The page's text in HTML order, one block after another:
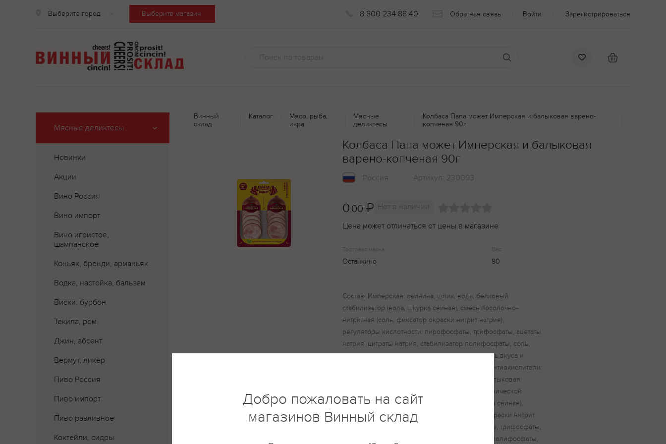
Выберите город Выберите магазин 8 800 234 88 40 Обратная связь Войти Зарегистрироваться
Мясные деликтесы
Новинки
Акции
Вино Россия
Вино импорт
Вино игристое,
шампанское
Коньяк, бренди, арманьяк
Водка, настойка, бальзам
Виски, бурбон
Текила, ром
Джин, абсент
Вермут, ликер
Пиво Россия
Пиво импорт
Пиво разливное
Коктейли, сидры
Винный
склад
Каталог
Мясо, рыба,
икра
Мясные
деликтесы
Колбаса Папа может Имперская и балыковая варено-
копченая 90г
Колбаса Папа может Имперская и балыковая
варено-копченая 90г
Россия Артикул: 230093
0.00 ₽ Нет в наличии
Цена может отличаться от цены в магазине
Торговая марка
Останкино
Вес
90
Состав: Имперская: свинина, шпик, вода, белковый
стабилизатор (вода, шкурка свиная), смесь посолочно-
нитритная (соль, фиксатор окраски нитрит натрия),
регуляторы кислотности: пирофосфаты, трифосфаты, ацетаты
натрия, цитраты натрия; стабилизатор полифосфаты, соль,
натуральные пряности (в т.ч. горчица), усилитель вкуса и
аромата глутамат натрия, виноградный сахар, антиокислители:
аскорбиновая кислота, изоаскорбат натрия. Балыковая:
свинина, вода, мясо цыпленка-бройлера механической
обвалки, белковый стабилизатор (вода, шкурка свиная),
смесь посолочно-нитритная (соль, фиксатор окраски нитрит
натрия), регуляторы кислотности: пирофосфаты, трифосфаты,
ацетаты натрия, цитраты натрия; стабилизатор полифосфаты,
Добро пожаловать на сайт
магазинов Винный склад